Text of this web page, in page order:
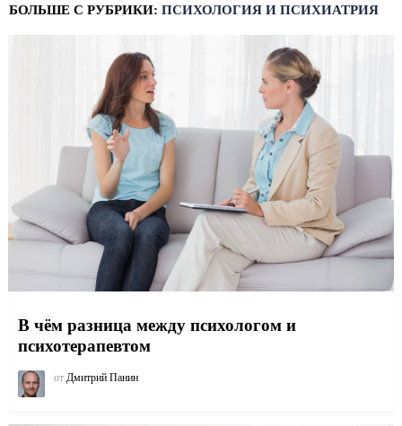
БОЛЬШЕ С РУБРИКИ: ПСИХОЛОГИЯ И ПСИХИАТРИЯ
В чём разница между психологом и
психотерапевтом
от Дмитрий Панин